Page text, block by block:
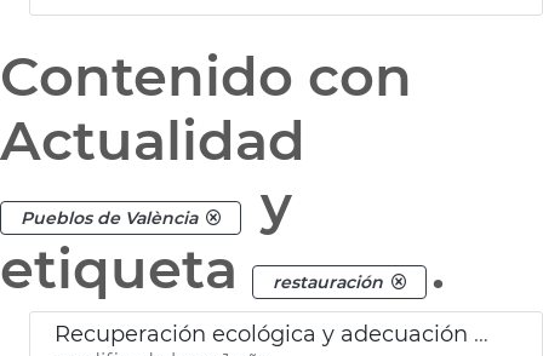
Contenido con
Actualidad
Pueblos de València
y
etiqueta
restauración .
Recuperación ecológica y adecuación paisajística Pouet del Saler València